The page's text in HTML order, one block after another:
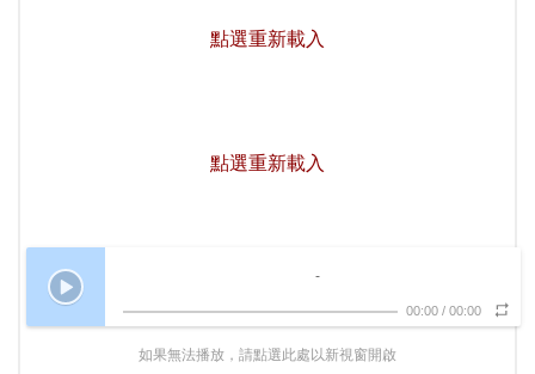
點選重新載入
點選重新載入
-
00:00 / 00:00
如果無法播放，請點選此處以新視窗開啟